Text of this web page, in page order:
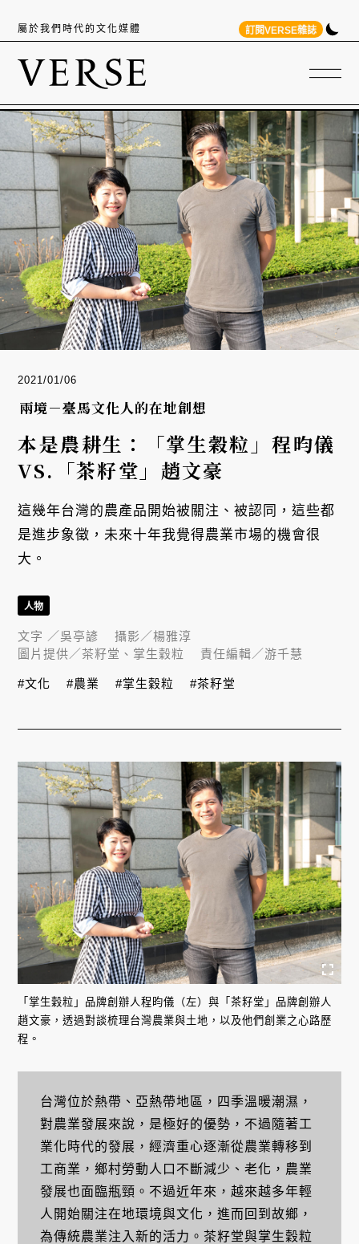
屬於我們時代的文化媒體 訂閱VERSE雜誌
2021/01/06
兩境－臺馬文化人的在地創想
本是農耕生：「掌生穀粒」程昀儀
VS.「茶籽堂」趙文豪
這幾年台灣的農產品開始被關注、被認同，這些都
是進步象徵，未來十年我覺得農業市場的機會很
大。
「掌生穀粒」品牌創辦人程昀儀（左）與「茶籽堂」品牌創辦人
趙文豪，透過對談梳理台灣農業與土地，以及他們創業之心路歷
程。
台灣位於熱帶、亞熱帶地區，四季溫暖潮濕，
對農業發展來說，是極好的優勢，不過隨著工
業化時代的發展，經濟重心逐漸從農業轉移到
工商業，鄉村勞動人口不斷減少、老化，農業
發展也面臨瓶頸。不過近年來，越來越多年輕
人開始關注在地環境與文化，進而回到故鄉，
為傳統農業注入新的活力。茶籽堂與掌生穀粒
人物
文字 ／吳亭諺 攝影／楊雅淳
圖片提供／茶籽堂、掌生穀粒 責任編輯／游千慧
#文化 #農業 #掌生穀粒 #茶籽堂